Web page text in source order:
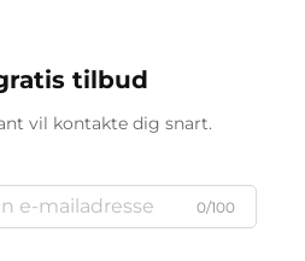
tilbud
vil kontakte dig snart.
0/100